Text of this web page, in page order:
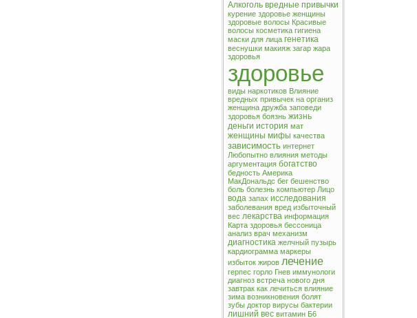
Алкоголь вредные привычки
курение здоровье женщины
здоровые волосы Красивые
волосы косметика гигиена
маски для лица генетика
веснушки макияж загар жара
здоровья
здоровье
виды наркотиков Влияние
вредных привычек на организ
женщина дружба заповеди
здоровья боязнь жизнь
деньги история мат
женщины мифы качества
зависимость интернет
Любопытно влияния методы
аргументация богатство
бедность Америка
МакДональдс бег бешенство
боль болезнь компьютер Лицо
вода запах исследования
заболевания вред избыточный
вес лекарства информация
Карта здоровья бессоница
анализ врач механизм
диагностика желчный пузырь
кардиограмма маркеры
избыток жиров лечение
герпес горло Гнев иммунологи
диагноз встреча нового дня
завтрак как лечиться влияние
зима возникновения болят
зубы доктор вирусы бактерии
лишний вес витамин Б6